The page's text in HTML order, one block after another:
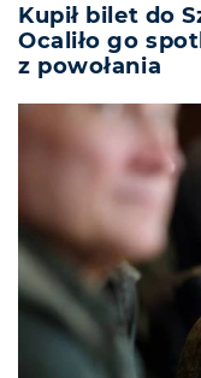
Kupił bilet do
Ocaliło go
z powołania